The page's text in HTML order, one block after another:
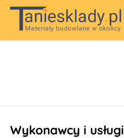
Wykonawcy i usługi